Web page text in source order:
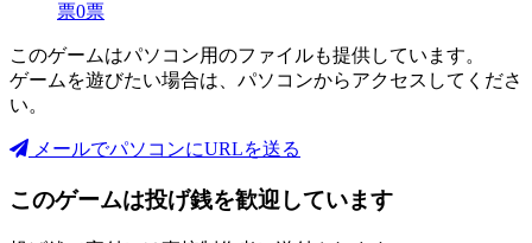
票0票
このゲームはパソコン用のファイルも提供しています。
ゲームを遊びたい場合は、パソコンからアクセスしてくださ
い。
メールでパソコンにURLを送る
このゲームは投げ銭を歓迎しています